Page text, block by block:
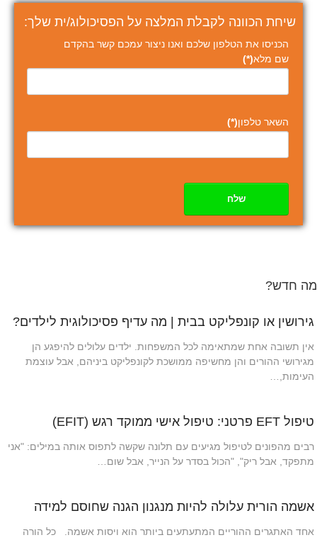
שיחת הכוונה לקבלת המלצה על הפסיכולוג/ית שלך:
הכניסו את הטלפון שלכם ואנו ניצור עמכם קשר בהקדם
שם מלא(*)
השאר טלפון(*)
שלח
מה חדש?
גירושין או קונפליקט בבית | מה עדיף פסיכולוגית לילדים?
אין תשובה אחת שמתאימה לכל המשפחות. ילדים עלולים להיפגע הן
מגירושי ההורים והן מחשיפה ממושכת לקונפליקט ביניהם, אבל עוצמת
העימות,…
טיפול EFT פרטני: טיפול אישי ממוקד רגש (EFIT)
רבים מהפונים לטיפול מגיעים עם תלונה שקשה לתפוס אותה במילים: "אני
מתפקד, אבל ריק", "הכול בסדר על הנייר, אבל שום…
אשמה הורית עלולה להיות מנגנון הגנה שחוסם למידה
אחד האתגרים ההוריים המתעתעים ביותר הוא ויסות אשמה. כל הורה